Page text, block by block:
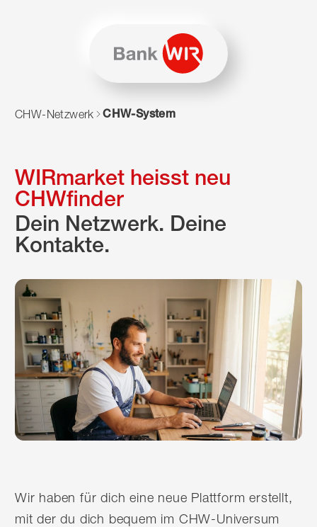
Zum Navigieren dieser Seite wird JavaScript benötigt.
CHW-Netzwerk CHW-System
WIRmarket heisst neu
CHWfinder
Dein Netzwerk. Deine
Kontakte.
Wir haben für dich eine neue Plattform erstellt,
mit der du dich bequem im CHW-Universum